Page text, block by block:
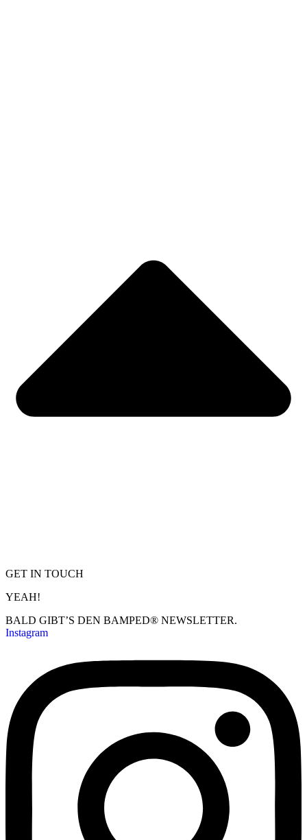
GET IN TOUCH
YEAH!
BALD GIBT’S DEN BAMPED® NEWSLETTER.
Instagram